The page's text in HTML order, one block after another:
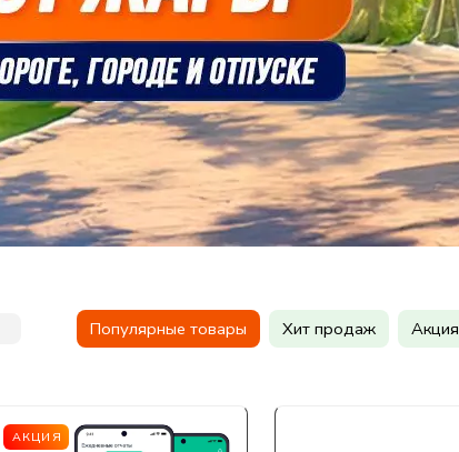
Популярные товары Хит продаж Акция
АКЦИЯ